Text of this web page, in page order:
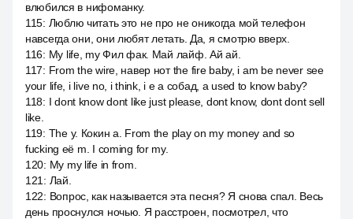
влюбился в нифоманку.
115: Люблю читать это не про не оникогда мой телефон
навсегда они, они любят летать. Да, я смотрю вверх.
116: My life, my Фил фак. Май лайф. Ай ай.
117: From the wire, навер нот the fire baby, i am be never see
your life, i live no, i think, i e a собад, а used to know baby?
118: I dont know dont like just please, dont know, dont dont sell
like.
119: The y. Кокин а. From the play on my money and so
fucking её m. I coming for my.
120: My my life in from.
121 : Лай.
122: Вопрос, как называется эта песня? Я снова спал. Весь
день проснулся ночью. Я расстроен, посмотрел, что